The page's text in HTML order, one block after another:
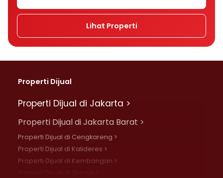
Lihat Properti
Properti Dijual
Properti Dijual di Jakarta >
Properti Dijual di Jakarta Barat >
Properti Dijual di Cengkareng >
Properti Dijual di Kalideres >
Properti Dijual di Kembangan >